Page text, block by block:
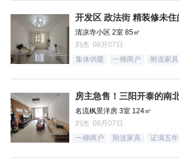
清凉寺小区 2室 85㎡
刘杰 08月07日
集体供暖 一梯两户 附送家具
名流枫景洋房 3室 124㎡
刘杰 08月07日
一梯两户 附送家具 证满五年